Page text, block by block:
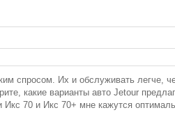
спросом. Их и обслуживать легче,
какие варианты авто Jetour
Икс 70 и Икс 70+ мне кажутся